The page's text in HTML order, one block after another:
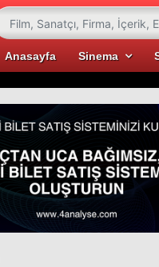
Anasayfa Sinema